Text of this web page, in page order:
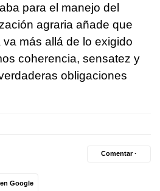
para el manejo del
agraria añade que
más allá de lo exigido
coherencia, sensatez y
obligaciones
Google
Comentar ·